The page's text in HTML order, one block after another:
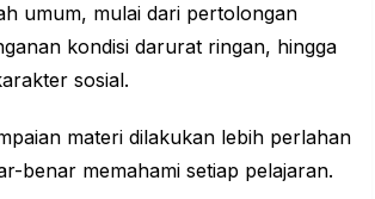
umum, mulai dari pertolongan
kondisi darurat ringan, hingga
sosial.
materi dilakukan lebih perlahan
benar memahami setiap pelajaran.